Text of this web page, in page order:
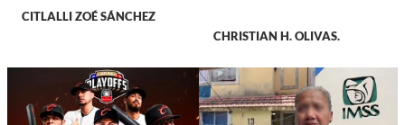
CITLALLI ZOÉ SÁNCHEZ
CHRISTIAN H. OLIVAS.